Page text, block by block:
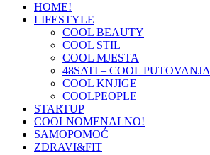
HOME!
LIFESTYLE
COOL BEAUTY
COOL STIL
COOL MJESTA
48SATI – COOL PUTOVANJA
COOL KNJIGE
COOLPEOPLE
STARTUP
COOLNOMENALNO!
SAMOPOMOĆ
ZDRAVI&FIT